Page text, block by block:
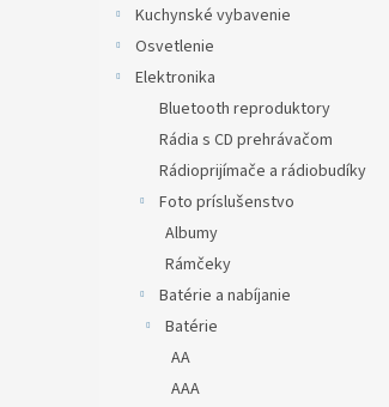
Kuchynské vybavenie
Osvetlenie
Elektronika
Bluetooth reproduktory
Rádia s CD prehrávačom
Rádioprijímače a rádiobudíky
Foto príslušenstvo
Albumy
Rámčeky
Batérie a nabíjanie
Batérie
AA
AAA